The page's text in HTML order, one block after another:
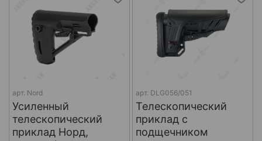
арт. Nord
Усиленный
телескопический
приклад Норд,
арт. DLG056/051
Телескопический
приклад с
подщечником